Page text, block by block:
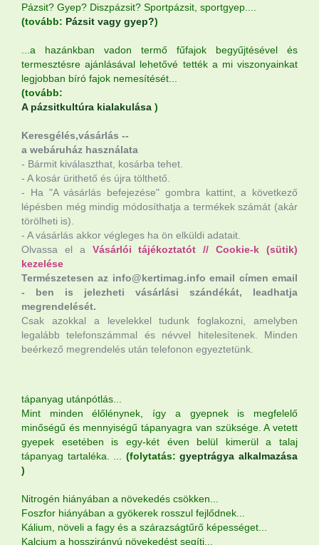
Pázsit? Gyep? Diszpázsit? Sportpázsit, sportgyep....
(tovább: Pázsit vagy gyep?)
...a hazánkban vadon termő fűfajok begyűjtésével és
termesztésre ajánlásával lehetővé tették a mi viszonyainkat
legjobban bíró fajok nemesítését...
(tovább:
A pázsitkultúra kialakulása )
Keresgélés,vásárlás --
a webáruház használata
- Bármit kiválaszthat, kosárba tehet.
- A kosár ürithető és újra tölthető.
- Ha "A vásárlás befejezése" gombra kattint, a következő
lépésben még mindig módosíthatja a termékek számát (akár
törölheti is).
- A vásárlás akkor végleges ha ön elküldi adatait.
Olvassa el a Vásárlói tájékoztatót //Cookie-k (sütik)
kezelése
Természetesen az info@kertimag.info email címen email
- ben is jelezheti vásárlási szándékát, leadhatja
megrendelését.
Csak azokkal a levelekkel tudunk foglakozni, amelyben
legalább telefonszámmal és névvel hitelesítenek. Minden
beérkező megrendelés után telefonon egyeztetünk.
tápanyag utánpótlás...
Mint minden élőlénynek, így a gyepnek is megfelelő
minőségű és mennyiségű tápanyagra van szüksége. A vetett
gyepek esetében is egy-két éven belül kimerül a talaj
tápanyag tartaléka. ... (folytatás:gyeptrágya alkalmazása
)
Nitrogén hiányában a növekedés csökken...
Foszfor hiányában a gyökerek rosszul fejlődnek...
Kálium, növeli a fagy és a szárazságtűrő képességet...
Kalcium a hosszirányú növekedést segíti...